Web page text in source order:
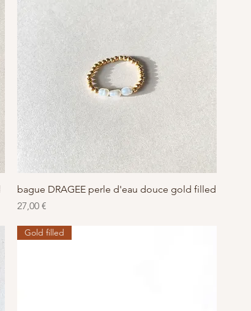
Aperçu rapide
bague DRAGEE perle d'eau douce gold filled
Prix
27,00 €
Gold filled